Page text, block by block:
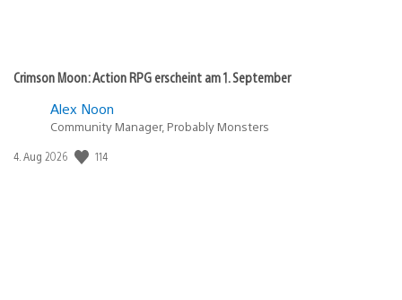
Crimson Moon: Action RPG erscheint am 1. September
Alex Noon
Community Manager, Probably Monsters
Veröffentlichungsdatum:
4. Aug 2026 114